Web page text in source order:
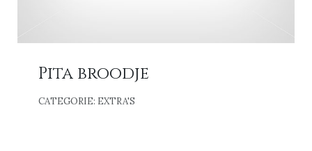
Pita broodje
CATEGORIE: EXTRA'S